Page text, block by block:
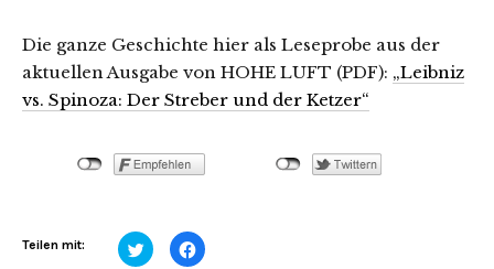
Die ganze Geschichte hier als Leseprobe aus der
aktuellen Ausgabe von HOHE LUFT (PDF): „Leibniz
vs. Spinoza: Der Streber und der Ketzer“
Teilen mit: Klick,
um
Klick,
um